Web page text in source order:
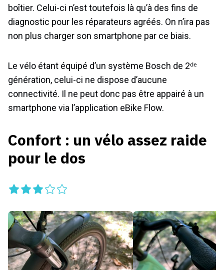
boîtier. Celui-ci n’est toutefois là qu’à des fins de
diagnostic pour les réparateurs agréés. On n’ira pas
non plus charger son smartphone par ce biais.
Le vélo étant équipé d’un système Bosch de 2ᵈᵉ
génération, celui-ci ne dispose d’aucune
connectivité. Il ne peut donc pas être appairé à un
smartphone via l’application eBike Flow.
Confort : un vélo assez raide
pour le dos